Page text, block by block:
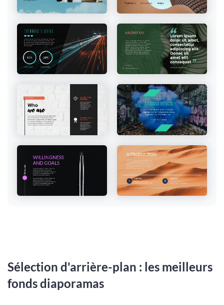
Sélection d'arrière-plan : les meilleurs
fonds diaporamas